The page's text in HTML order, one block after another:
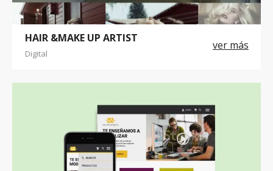
HAIR &MAKE UP ARTIST
Digital